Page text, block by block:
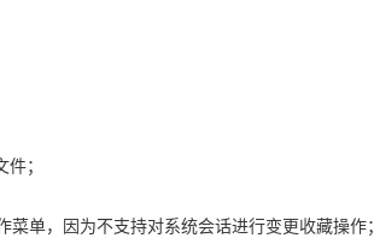
；
单，因为不支持对系统会话进行变更收藏操作；